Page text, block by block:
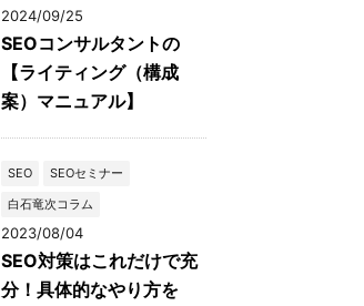
2024/09/25
SEOコンサルタントの
【ライティング（構成
案）マニュアル】
SEO
SEOセミナー
白石竜次コラム
2023/08/04
SEO対策はこれだけで充
分！具体的なやり方を